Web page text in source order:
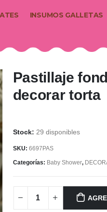
INSUMOS GALLETAS
Pastillaje
decorar torta
29 disponibles
SKU: 6697PAS
Categorías: Baby Shower,